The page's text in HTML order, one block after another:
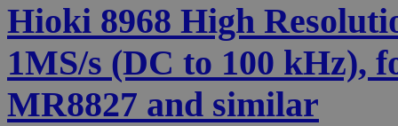
Hioki 8968 High
1MS/s (DC to 100 kHz),
MR8827 and similar